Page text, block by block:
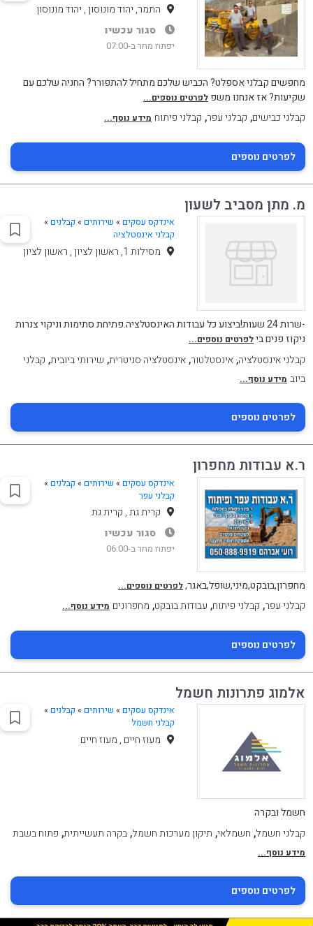
התמר, יהוד מונוסון , יהוד מונוסון
סגור עכשיו
יפתח מחר ב-07:00
מחפשים קבלני אספלט? הכביש שלכם מתחיל להתפורר? החניה שלכם עם
שקיעות? אז אנחנו משפ לפרטים נוספים...
קבלני כבישים, קבלני עפר, קבלני פיתוח מידע נוסף...
לפרטים נוספים
מ. מתן מסביב לשעון
אינדקס עסקים » שירותים» קבלנים»
קבלני אינסטלציה
מסילות 1, ראשון לציון , ראשון לציון
-שרות 24 שעות!ביצוע כל עבודות האינסטלציה.פתיחת סתימות וניקוי צנרות
ניקוז פנים בילפרטים נוספים...
קבלני אינסטלציה,אינסטלטור,אינסטלציה סניטרית, שירותי ביובית, קבלני
ביוב מידע נוסף...
לפרטים נוספים
ר.א עבודות מחפרון
אינדקס עסקים » שירותים» קבלנים»
קבלני עפר
קרית גת , קרית גת
סגור עכשיו
יפתח מחר ב-06:00
מחפרון,בובקט,מיני,שופל,באגר,לפרטים נוספים...
קבלני עפר, קבלני פיתוח, עבודות בובקט, מחפרונים מידע נוסף...
לפרטים נוספים
אלמוג פתרונות חשמל
אינדקס עסקים » שירותים» קבלנים»
קבלני חשמל
מעוז חיים , מעוז חיים
חשמל ובקרה
קבלני חשמל, חשמלאי, תיקון מערכות חשמל,בקרה תעשייתית, פתוח בשבת
מידע נוסף...
לפרטים נוספים